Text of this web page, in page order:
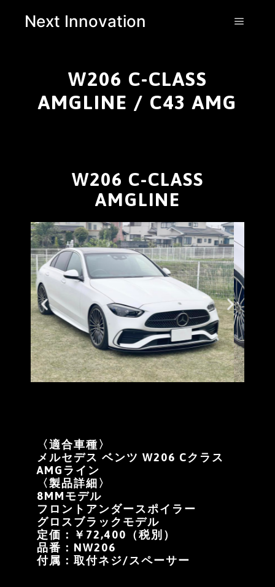
Next Innovation
W206 C-CLASS
AMGLINE / C43 AMG
W206 C-CLASS
AMGLINE
〈適合車種〉
メルセデス ベンツ W206 Cクラス
AMGライン
〈製品詳細〉
8MMモデル
フロントアンダースポイラー
グロスブラックモデル
定価：￥72,400（税別）
品番：NW206
付属：取付ネジ/スペーサー